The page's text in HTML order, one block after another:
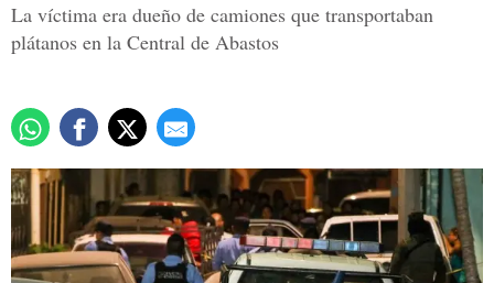
La víctima era dueño de camiones que transportaban
plátanos en la Central de Abastos